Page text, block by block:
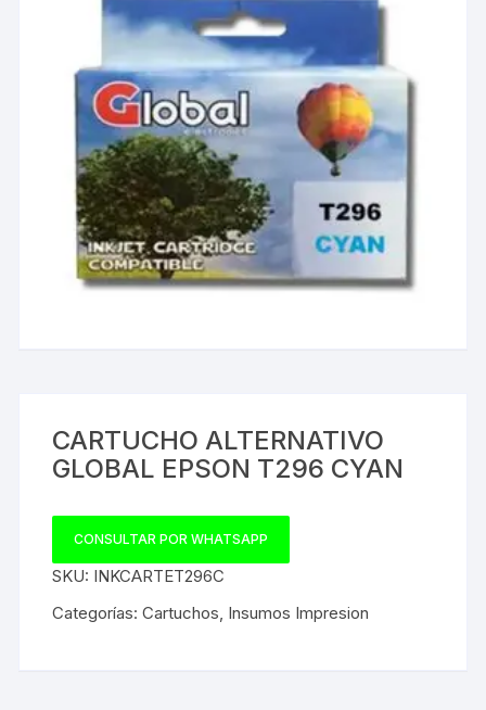
CARTUCHO ALTERNATIVO
GLOBAL EPSON T296 CYAN
CONSULTAR POR WHATSAPP
SKU: INKCARTET296C
Categorías:Cartuchos, Insumos Impresion